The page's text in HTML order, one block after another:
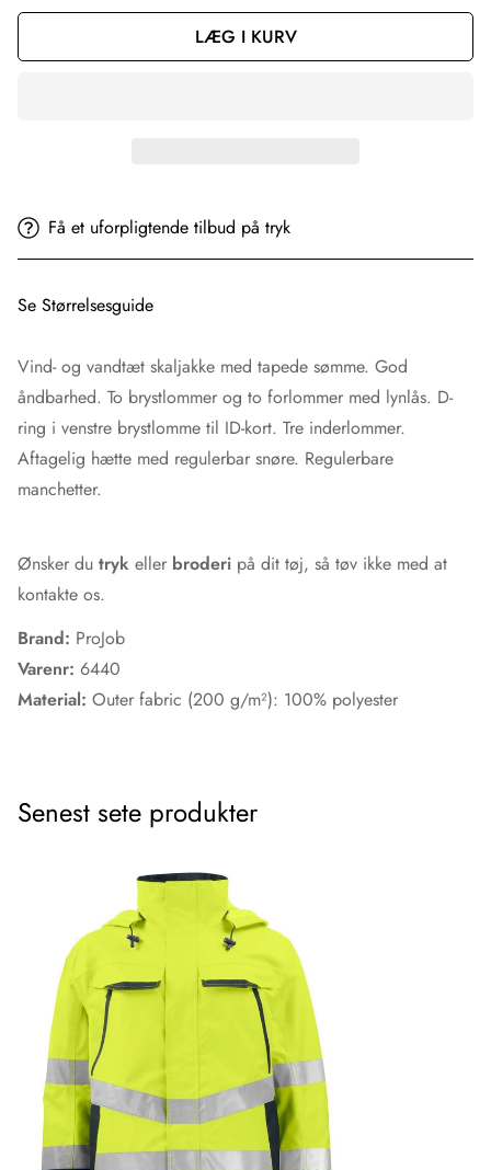
LÆG I KURV
Få et uforpligtende tilbud på tryk
Se Størrelsesguide
Vind- og vandtæt skaljakke med tapede sømme. God
åndbarhed. To brystlommer og to forlommer med lynlås. D-
ring i venstre brystlomme til ID-kort. Tre inderlommer.
Aftagelig hætte med regulerbar snøre. Regulerbare
manchetter.
Ønsker du tryk eller broderi på dit tøj, så tøv ikke med at
kontakte os.
Brand: ProJob
Varenr: 6440
Material: Outer fabric (200 g/m²): 100% polyester
Senest sete produkter